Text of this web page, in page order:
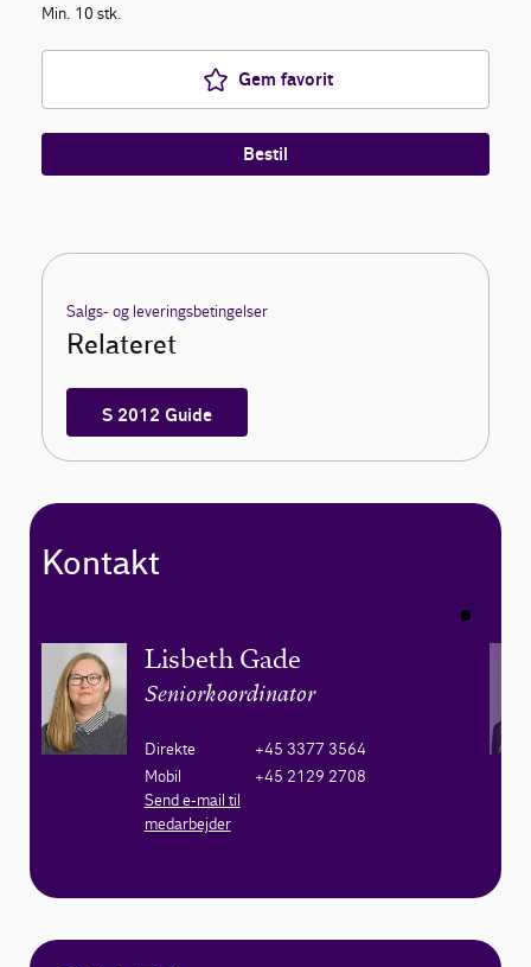
Min. 10 stk.
Gem favorit
Bestil
Salgs- og leveringsbetingelser
Relateret
S 2012 Guide
Kontakt
Lisbeth Gade
Seniorkoordinator
Direkte
+45 3377 3564
Mobil
+45 2129 2708
Send e-mail til
medarbejder